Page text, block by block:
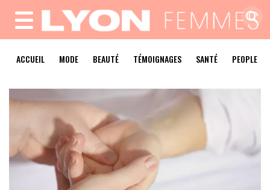
MENU
ACCUEIL MODE BEAUTÉ TÉMOIGNAGES SANTÉ PEOPLE